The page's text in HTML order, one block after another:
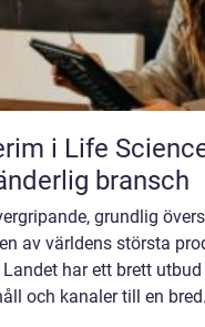
i Life
bransch
grundlig
av världens största
har ett brett
och kanaler till en